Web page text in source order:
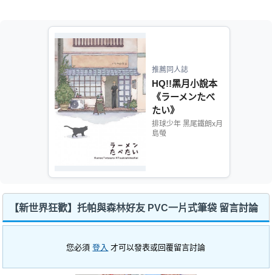
推薦同人誌
HQ!!黑月小說本
《ラーメンたべ
たい》
排球少年 黑尾鐵朗x月
島螢
【新世界狂歡】托帕與森林好友 PVC一片式筆袋 留言討論
您必須登入 才可以發表或回覆留言討論